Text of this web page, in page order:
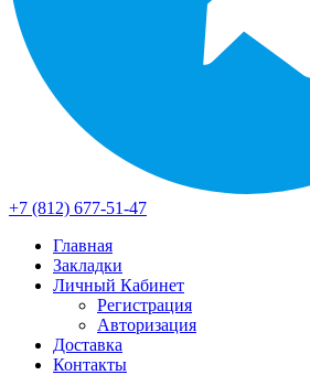
+7 (812) 677-51-47
Главная
Закладки
Личный Кабинет
Регистрация
Авторизация
Доставка
Контакты